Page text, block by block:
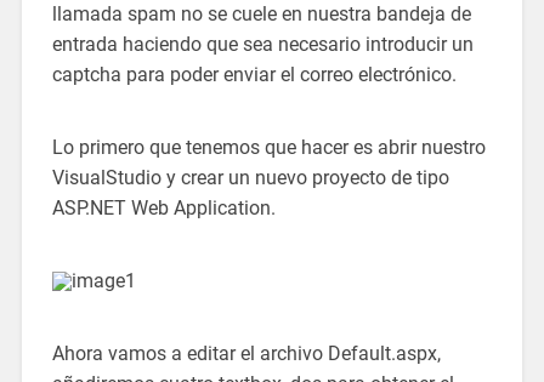
llamada spam no se cuele en nuestra bandeja de
entrada haciendo que sea necesario introducir un
captcha para poder enviar el correo electrónico.
Lo primero que tenemos que hacer es abrir nuestro
VisualStudio y crear un nuevo proyecto de tipo
ASP.NET Web Application.
Ahora vamos a editar el archivo Default.aspx,